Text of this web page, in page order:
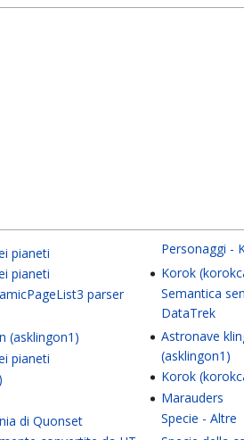
pianeti
pianeti
parser
(asklingon1)
pianeti
di Quonset
Personaggi -
Korok
Semantica
DataTrek
Astronave
(asklingon1)
Korok
Marauders
Specie - Altre